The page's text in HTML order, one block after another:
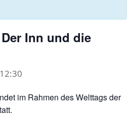
Inn und die
12:30
im Rahmen des Welttags der